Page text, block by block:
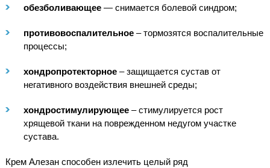
обезболивающее— снимается болевой синдром;
противовоспалительное– тормозятся воспалительные
процессы;
хондропротекторное– защищается сустав от
негативного воздействия внешней среды;
хондростимулирующее– стимулируется рост
хрящевой ткани на поврежденном недугом участке
сустава.
Крем Алезан способен излечить целый ряд